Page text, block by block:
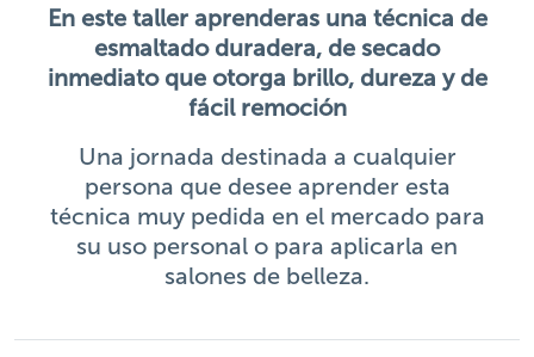
En este taller aprenderas una técnica de
esmaltado duradera, de secado
inmediato que otorga brillo, dureza y de
fácil remoción
Una jornada destinada a cualquier
persona que desee aprender esta
técnica muy pedida en el mercado para
su uso personal o para aplicarla en
salones de belleza.